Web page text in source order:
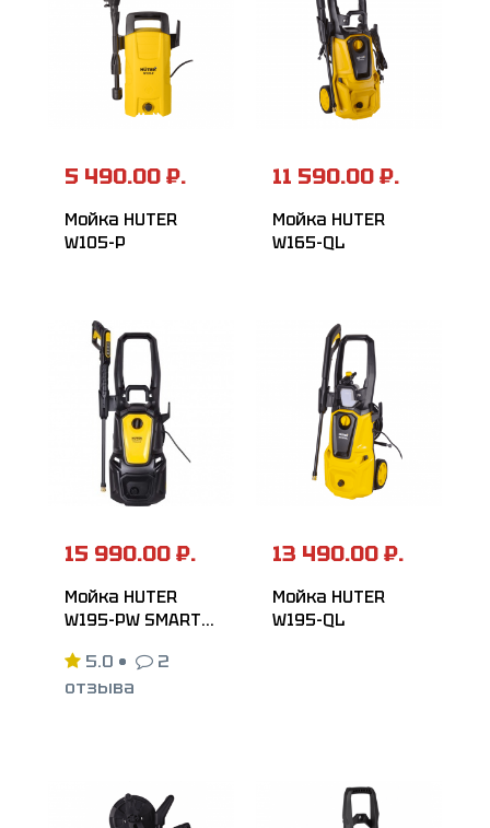
5 490.00 ₽.
Мойка HUTER
W105-Р
11 590.00 ₽.
Мойка HUTER
W165-QL
15 990.00 ₽.
Мойка HUTER
W195-PW SMART
5.0 •
2
отзыва
13 490.00 ₽.
Мойка HUTER
W195-QL